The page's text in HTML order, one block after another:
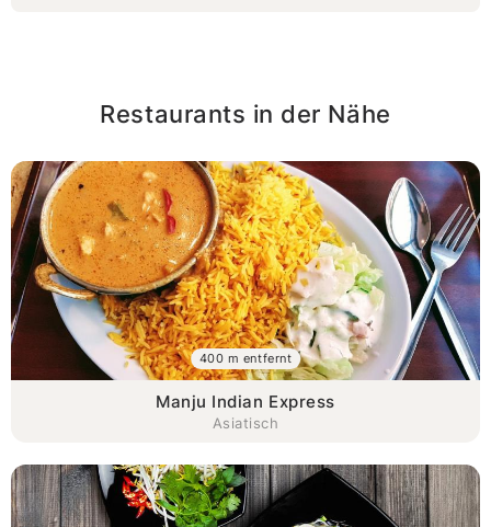
Restaurants in der Nähe
Manju Indian Express
Asiatisch
400 m entfernt